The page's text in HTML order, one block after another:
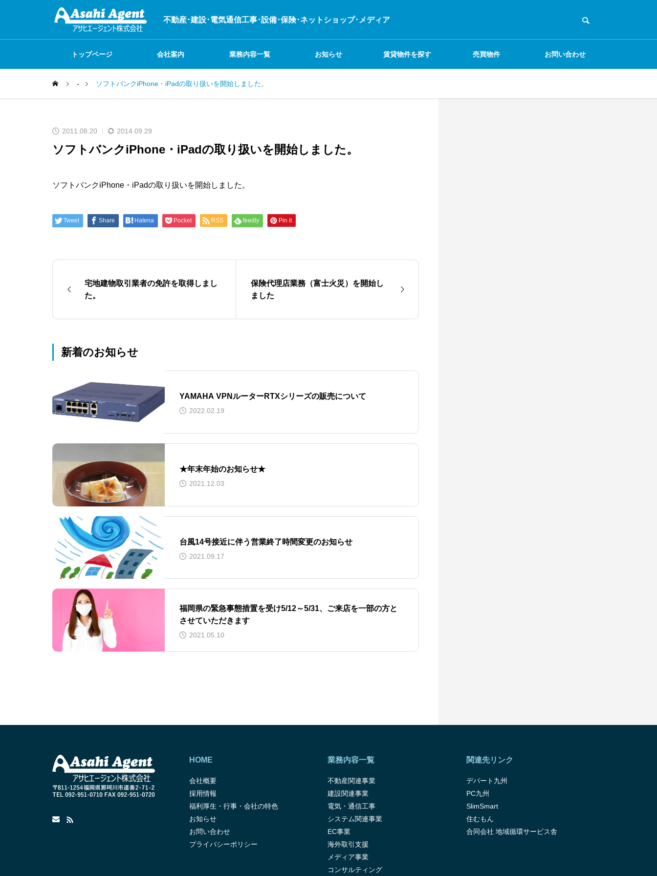
不動産･建設･電気通信工事･設備･保険･ネットショップ･メディア
トップページ 会社案内 業務内容一覧 お知らせ 賃貸物件を探す 売買物件 お問い合わせ
火災保険
- ソフトバンクiPhone・iPadの取り扱いを開始しました。
2011.08.20 2014.09.29
ソフトバンクiPhone・iPadの取り扱いを開始しました。
ソフトバンクiPhone・iPadの取り扱いを開始しました。
Tweet Share Hatena Pocket RSS feedly Pin it
宅地建物取引業者の免許を取得しまし
た。
保険代理店業務（富士火災）を開始し
ました
新着のお知らせ
YAMAHA VPNルーターRTXシリーズの販売について
2022.02.19
★年末年始のお知らせ★
2021.12.03
台風14号接近に伴う営業終了時間変更のお知らせ
2021.09.17
福岡県の緊急事態措置を受け5/12～5/31、ご来店を一部の方と
させていただきます
2021.05.10
HOME
会社概要
採用情報
福利厚生・行事・会社の特色
お知らせ
お問い合わせ
プライバシーポリシー
業務内容一覧
不動産関連事業
建設関連事業
電気・通信工事
システム関連事業
EC事業
海外取引支援
メディア事業
コンサルティング
関連先リンク
デパート九州
PC九州
SlimSmart
住むもん
合同会社 地域循環サービス舎